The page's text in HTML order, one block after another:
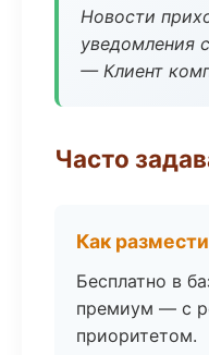
Новости
уведомления
— Клиент
Часто
Как
Бесплатно в
премиум — с
приоритетом.